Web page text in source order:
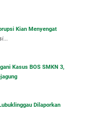
Kian Menyengat
Kasus BOS SMKN 3,
Dilaporkan